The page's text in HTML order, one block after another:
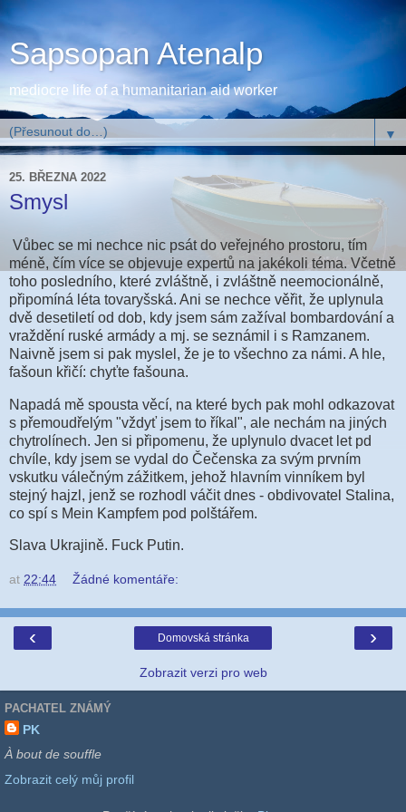
Sapsopan Atenalp
mediocre life of a humanitarian aid worker
▼
25. BŘEZNA 2022
Smysl
Vůbec se mi nechce nic psát do veřejného prostoru, tím
méně, čím více se objevuje expertů na jakékoli téma. Včetně
toho posledního, které zvláštně, i zvláštně neemocionálně,
připomíná léta tovaryšská. Ani se nechce věřit, že uplynula
dvě desetiletí od dob, kdy jsem sám zažíval bombardování a
vraždění ruské armády a mj. se seznámil i s Ramzanem.
Naivně jsem si pak myslel, že je to všechno za námi. A hle,
fašoun křičí: chyťte fašouna.
Napadá mě spousta věcí, na které bych pak mohl odkazovat
s přemoudřelým "vždyť jsem to říkal", ale nechám na jiných
chytrolínech. Jen si připomenu, že uplynulo dvacet let pd
chvíle, kdy jsem se vydal do Čečenska za svým prvním
vskutku válečným zážitkem, jehož hlavním vinníkem byl
stejný hajzl, jenž se rozhodl váčit dnes - obdivovatel Stalina,
co spí s Mein Kampfem pod polštářem.
Slava Ukrajině. Fuck Putin.
at 22:44 Žádné komentáře:
‹ ›
Domovská stránka
Zobrazit verzi pro web
PACHATEL ZNÁMÝ
PK
À bout de souffle
Zobrazit celý můj profil